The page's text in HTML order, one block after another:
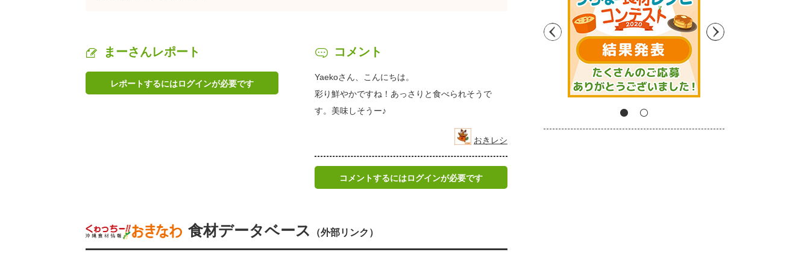
まーさんレポート
レポートするにはログインが必要です
コメント
Yaekoさん、こんにちは。
彩り鮮やかですね！あっさりと食べられそうで
す。美味しそうー♪
おきレシ
コメントするにはログインが必要です
食材データベース （外部リンク）